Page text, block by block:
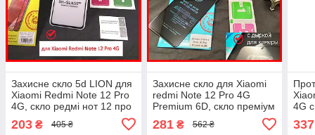
Захисне скло 5d LION для
Xiaomi Redmi Note 12 Pro
4G, скло редмі нот 12 про
4 г на весь екран повний
клей
203 ₴ 405 ₴
Захисне скло для Xiaomi
redmi Note 12 Pro 4G
Premium 6D, скло преміум
наредмі нот 12 про 4 джі
281₴ 562 ₴
4G
337